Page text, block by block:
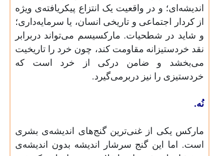
اندیشه‌ای؛ و در واقعیت یک انتزاع پیکریافته‌ی ویژه
از کردار اجتماعی و تاریخی انسان، یا سرمایه‌داری؛
و شاید در شطحیات. مارکسیسم می‌تواند دربرابر
نقد خردستیزانه مقاومت کند، چون خرد را تاریخیت
می‌بخشد و ضامن درکی از خرد است که
خردستیزی را نیز دربرمی‌گیرد.
نُه.
مارکس یکی از غنی‌ترین گنج‌های اندیشه‌ی بشری
است. اما این گنج سرشار اندیشه بدون اندیشه‌ی